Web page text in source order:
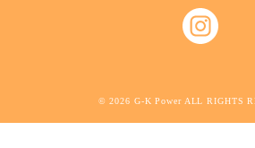
© 2026 G-K Power ALL RIGHTS